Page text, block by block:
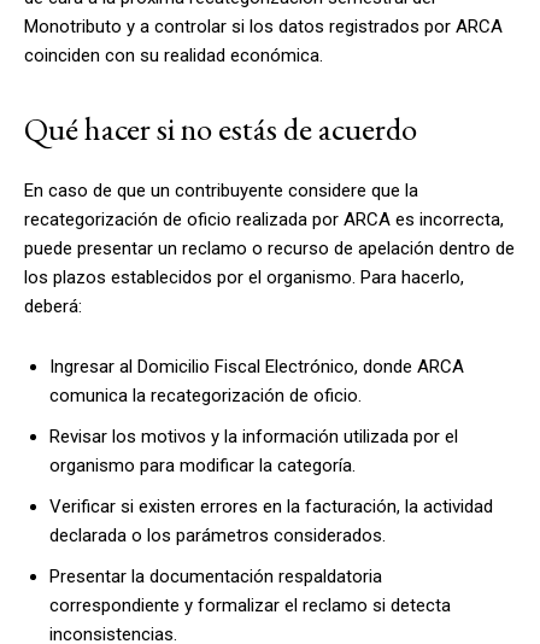
Monotributo y a controlar si los datos registrados por ARCA
coinciden con su realidad económica.
Qué hacer si no estás de acuerdo
En caso de que un contribuyente considere que la
recategorización de oficio realizada por ARCA es incorrecta,
puede presentar un reclamo o recurso de apelación dentro de
los plazos establecidos por el organismo. Para hacerlo,
deberá:
Ingresar al Domicilio Fiscal Electrónico, donde ARCA
comunica la recategorización de oficio.
Revisar los motivos y la información utilizada por el
organismo para modificar la categoría.
Verificar si existen errores en la facturación, la actividad
declarada o los parámetros considerados.
Presentar la documentación respaldatoria
correspondiente y formalizar el reclamo si detecta
inconsistencias.